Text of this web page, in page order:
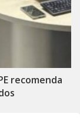
recomenda